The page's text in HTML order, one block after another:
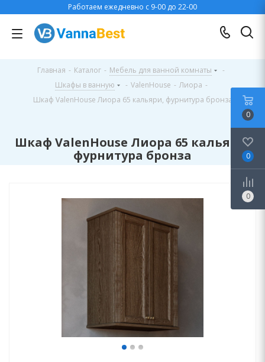
Работаем ежедневно с 9-00 до 22-00
Главная - Каталог - Мебель для ванной комнаты
-
Шкафы в ванную
- ValenHouse - Лиора -
Шкаф ValenHouse Лиора 65 кальяри, фурнитура бронза
Шкаф ValenHouse Лиора 65 кальяри,
фурнитура бронза
0
0
0